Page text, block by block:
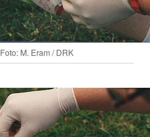
Foto: M. Eram / DRK